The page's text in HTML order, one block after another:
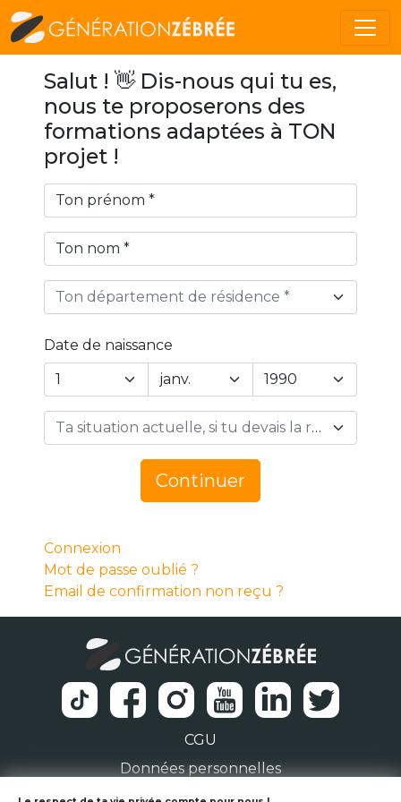
Salut ! 👋 Dis-nous qui tu es,
nous te proposerons des
formations adaptées à TON
projet !
Ton département de résidence *
Date de naissance
Year
Day
Ta situation actuelle, si tu devais la résumer en 1 mot… *
Continuer
Connexion
Mot de passe oublié ?
Email de confirmation non reçu ?
CGU
Données personnelles